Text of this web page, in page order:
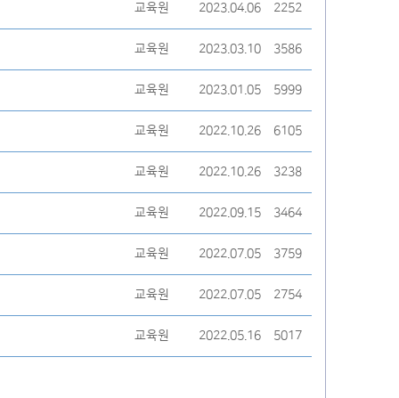
교육원 2023.04.06 2252
교육원 2023.03.10 3586
교육원 2023.01.05 5999
교육원 2022.10.26 6105
교육원 2022.10.26 3238
교육원 2022.09.15 3464
교육원 2022.07.05 3759
교육원 2022.07.05 2754
교육원 2022.05.16 5017